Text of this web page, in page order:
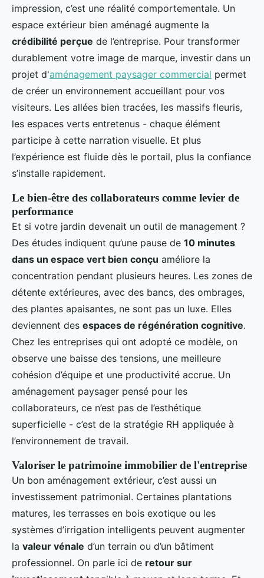
impression, c’est une réalité comportementale. Un
espace extérieur bien aménagé augmente la
crédibilité perçue de l’entreprise. Pour transformer
durablement votre image de marque, investir dans un
projet d'aménagement paysager commercial permet
de créer un environnement accueillant pour vos
visiteurs. Les allées bien tracées, les massifs fleuris,
les espaces verts entretenus - chaque élément
participe à cette narration visuelle. Et plus
l’expérience est fluide dès le portail, plus la confiance
s’installe rapidement.
Le bien-être des collaborateurs comme levier de
performance
Et si votre jardin devenait un outil de management ?
Des études indiquent qu’une pause de 10 minutes
dans un espace vert bien conçu améliore la
concentration pendant plusieurs heures. Les zones de
détente extérieures, avec des bancs, des ombrages,
des plantes apaisantes, ne sont pas un luxe. Elles
deviennent des espaces de régénération cognitive.
Chez les entreprises qui ont adopté ce modèle, on
observe une baisse des tensions, une meilleure
cohésion d’équipe et une productivité accrue. Un
aménagement paysager pensé pour les
collaborateurs, ce n’est pas de l’esthétique
superficielle - c’est de la stratégie RH appliquée à
l’environnement de travail.
Valoriser le patrimoine immobilier de l'entreprise
Un bon aménagement extérieur, c’est aussi un
investissement patrimonial. Certaines plantations
matures, les terrasses en bois exotique ou les
systèmes d’irrigation intelligents peuvent augmenter
la valeur vénale d’un terrain ou d’un bâtiment
professionnel. On parle ici de retour sur